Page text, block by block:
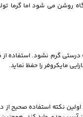
روشن می‌ شود اما گرما
درستی گرم نشود. استفاده
مایکروفر را حفظ نماید.
اولین نکته استفاده صحیح